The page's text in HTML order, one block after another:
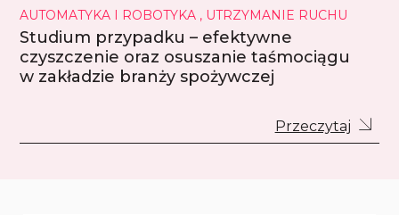
AUTOMATYKA I ROBOTYKA , UTRZYMANIE RUCHU
Studium przypadku – efektywne
czyszczenie oraz osuszanie taśmociągu
w zakładzie branży spożywczej
Przeczytaj